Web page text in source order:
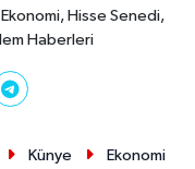
Hisse Senedi,
Haberleri
Künye Ekonomi